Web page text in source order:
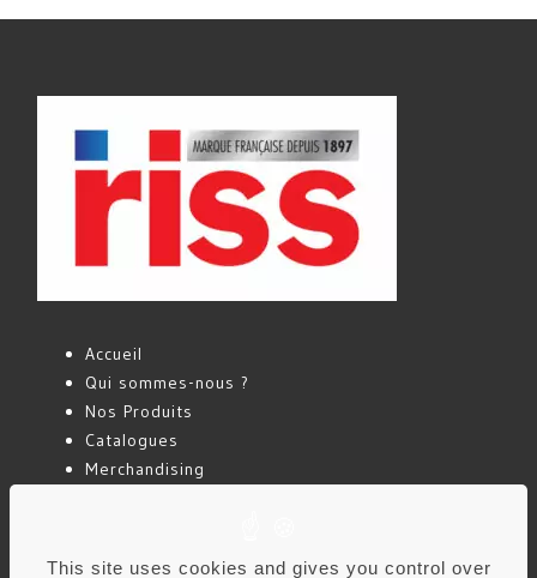
Accueil
Qui sommes-nous ?
Nos Produits
Catalogues
Merchandising
This site uses cookies and gives you control over